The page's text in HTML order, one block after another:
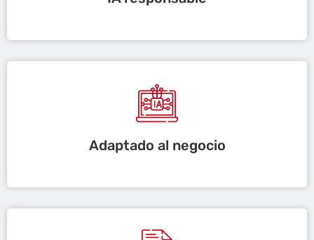
Adaptado al negocio